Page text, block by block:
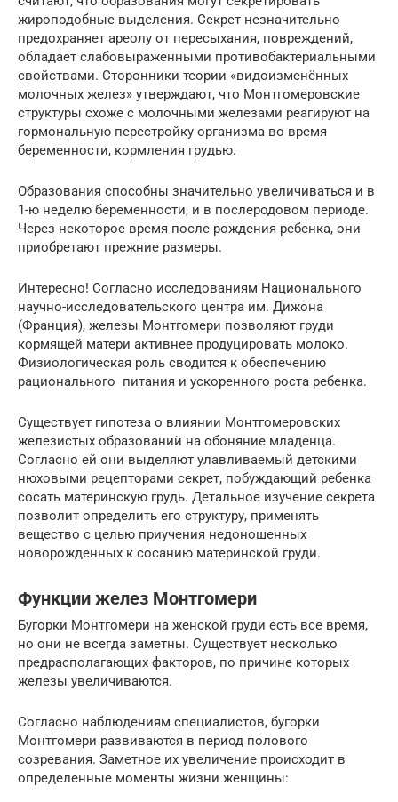
жироподобные выделения. Секрет незначительно
предохраняет ареолу от пересыхания, повреждений,
обладает слабовыраженными противобактериальными
свойствами. Сторонники теории «видоизменённых
молочных желез» утверждают, что Монтгомеровские
структуры схоже с молочными железами реагируют на
гормональную перестройку организма во время
беременности, кормления грудью.
Образования способны значительно увеличиваться и в
1-ю неделю беременности, и в послеродовом периоде.
Через некоторое время после рождения ребенка, они
приобретают прежние размеры.
Интересно! Согласно исследованиям Национального
научно-исследовательского центра им. Дижона
(Франция), железы Монтгомери позволяют груди
кормящей матери активнее продуцировать молоко.
Физиологическая роль сводится к обеспечению
рационального питания и ускоренного роста ребенка.
Существует гипотеза о влиянии Монтгомеровских
железистых образований на обоняние младенца.
Согласно ей они выделяют улавливаемый детскими
нюховыми рецепторами секрет, побуждающий ребенка
сосать материнскую грудь. Детальное изучение секрета
позволит определить его структуру, применять
вещество с целью приучения недоношенных
новорожденных к сосанию материнской груди.
Функции желез Монтгомери
Бугорки Монтгомери на женской груди есть все время,
но они не всегда заметны. Существует несколько
предрасполагающих факторов, по причине которых
железы увеличиваются.
Согласно наблюдениям специалистов, бугорки
Монтгомери развиваются в период полового
созревания. Заметное их увеличение происходит в
определенные моменты жизни женщины: